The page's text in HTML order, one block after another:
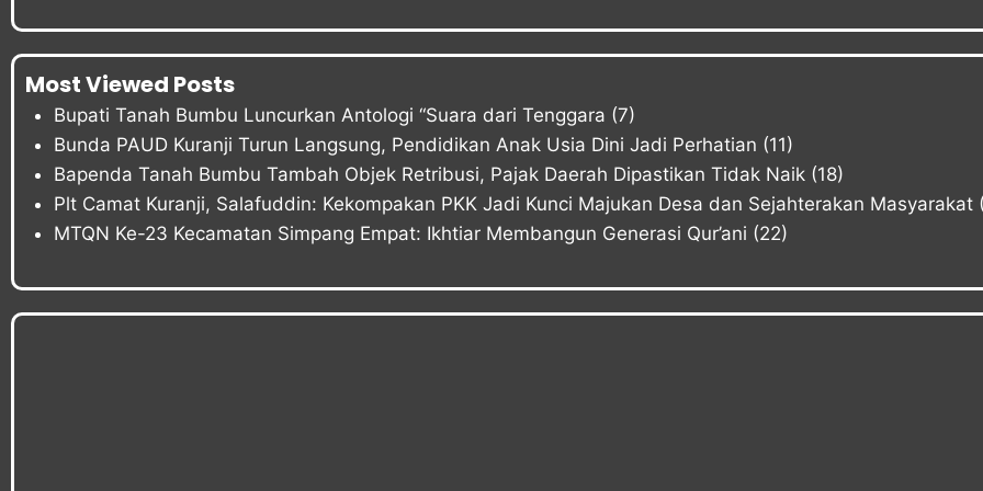
Most Viewed Posts
Bupati Tanah Bumbu Luncurkan Antologi “Suara dari Tenggara (7)
Bunda PAUD Kuranji Turun Langsung, Pendidikan Anak Usia Dini Jadi Perhatian (11)
Bapenda Tanah Bumbu Tambah Objek Retribusi, Pajak Daerah Dipastikan Tidak Naik (18)
Plt Camat Kuranji, Salafuddin: Kekompakan PKK Jadi Kunci Majukan Desa dan Sejahterakan Masyarakat
MTQN Ke-23 Kecamatan Simpang Empat: Ikhtiar Membangun Generasi Qur’ani (22)